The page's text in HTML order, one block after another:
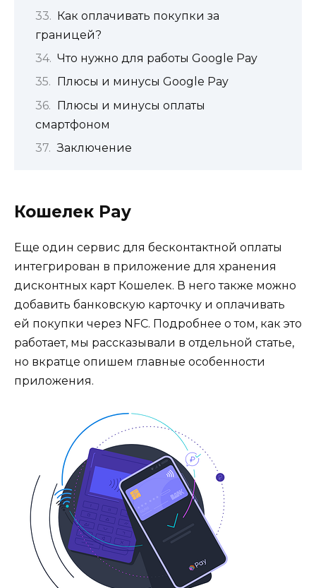
Как оплачивать покупки за
границей?
Что нужно для работы Google Pay
Плюсы и минусы Google Pay
Плюсы и минусы оплаты
смартфоном
Заключение
Кошелек Pay
Еще один сервис для бесконтактной оплаты
интегрирован в приложение для хранения
дисконтных карт Кошелек. В него также можно
добавить банковскую карточку и оплачивать
ей покупки через NFC. Подробнее о том, как это
работает, мы рассказывали в отдельной статье,
но вкратце опишем главные особенности
приложения.